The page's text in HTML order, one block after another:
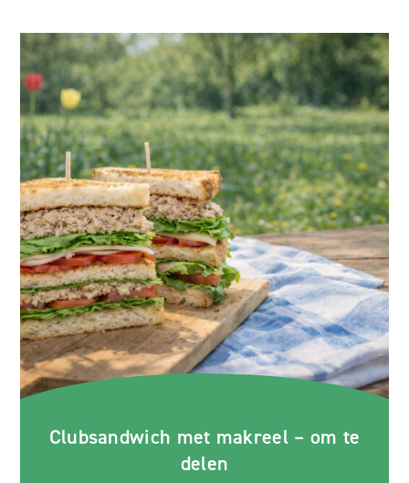
Clubsandwich met makreel – om te
delen